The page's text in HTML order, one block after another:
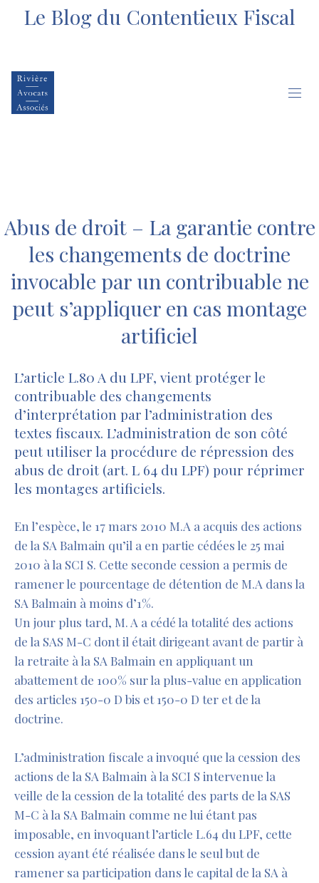
Le Blog du Contentieux Fiscal
Abus de droit – La garantie contre
les changements de doctrine
invocable par un contribuable ne
peut s’appliquer en cas montage
artificiel
L’article L.80 A du LPF, vient protéger le
contribuable des changements
d’interprétation par l’administration des
textes fiscaux. L’administration de son côté
peut utiliser la procédure de répression des
abus de droit (art. L 64 du LPF) pour réprimer
les montages artificiels.
En l’espèce, le 17 mars 2010 M.A a acquis des actions
de la SA Balmain qu’il a en partie cédées le 25 mai
2010 à la SCI S. Cette seconde cession a permis de
ramener le pourcentage de détention de M.A dans la
SA Balmain à moins d’1%.
Un jour plus tard, M. A a cédé la totalité des actions
de la SAS M-C dont il était dirigeant avant de partir à
la retraite à la SA Balmain en appliquant un
abattement de 100% sur la plus-value en application
des articles 150-0 D bis et 150-0 D ter et de la
doctrine.
L’administration fiscale a invoqué que la cession des
actions de la SA Balmain à la SCI S intervenue la
veille de la cession de la totalité des parts de la SAS
M-C à la SA Balmain comme ne lui étant pas
imposable, en invoquant l’article L.64 du LPF, cette
cession ayant été réalisée dans le seul but de
ramener sa participation dans le capital de la SA à